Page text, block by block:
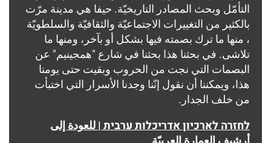
التأمّل وبحث المصادر التاريخيّة. حيفا هي مدينة مرّت
بالكثير من التغييرات الاجتماعيّة والثقافيّة والسلطويّة
، منها ما ترك بصمته فيها بشكل أو بآخر، ومنها ما
تلاشى. في بحثنا هذا بحثنا في شارع "همجينيم" عن
البصمات التي نجت من الحروب وبقيت حتى يومنا
هذا، ويمكننا أن نقول إنّنا وجدنا الأسرار التي اختبأت
من خلف الجدار.
לחזרה לארכיון אדריכלות ערבית | للعودة إلى